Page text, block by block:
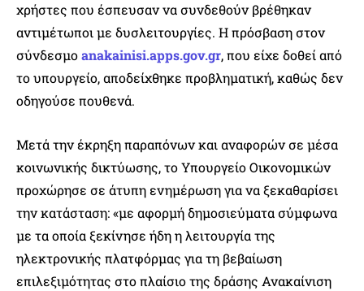
χρήστες που έσπευσαν να συνδεθούν βρέθηκαν
αντιμέτωποι με δυσλειτουργίες. Η πρόσβαση στον
σύνδεσμοanakainisi.apps.gov.gr, που είχε δοθεί από
το υπουργείο, αποδείχθηκε προβληματική, καθώς δεν
οδηγούσε πουθενά.
Μετά την έκρηξη παραπόνων και αναφορών σε μέσα
κοινωνικής δικτύωσης, το Υπουργείο Οικονομικών
προχώρησε σε άτυπη ενημέρωση για να ξεκαθαρίσει
την κατάσταση: «με αφορμή δημοσιεύματα σύμφωνα
με τα οποία ξεκίνησε ήδη η λειτουργία της
ηλεκτρονικής πλατφόρμας για τη βεβαίωση
επιλεξιμότητας στο πλαίσιο της δράσης Ανακαίνιση